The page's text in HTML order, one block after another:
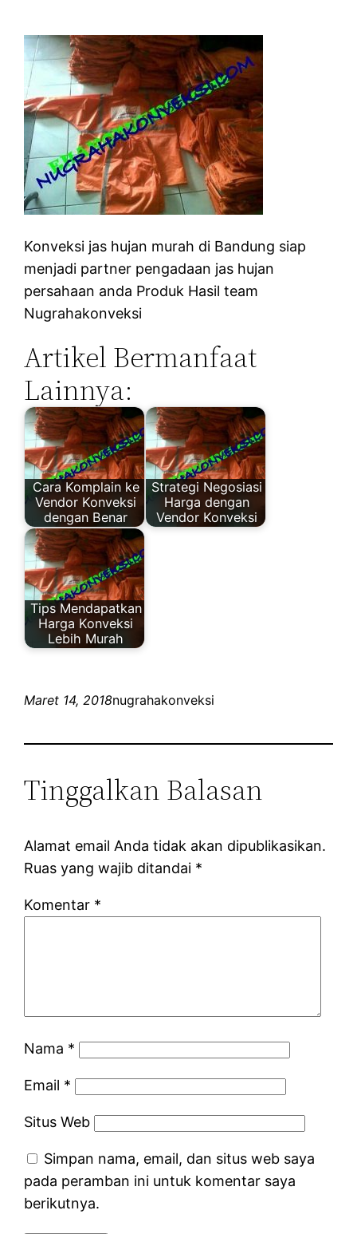
Konveksi jas hujan murah di Bandung siap
menjadi partner pengadaan jas hujan
persahaan anda Produk Hasil team
Nugrahakonveksi
Artikel Bermanfaat
Lainnya:
Cara Komplain ke
Vendor Konveksi
dengan Benar
Strategi Negosiasi
Harga dengan
Vendor Konveksi
Tips Mendapatkan
Harga Konveksi
Lebih Murah
Maret 14, 2018nugrahakonveksi
Tinggalkan Balasan
Alamat email Anda tidak akan dipublikasikan.
Ruas yang wajib ditandai *
Komentar *
Nama *
Email *
Situs Web
Simpan nama, email, dan situs web saya
pada peramban ini untuk komentar saya
berikutnya.